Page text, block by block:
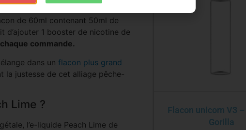
de 60ml contenant 50ml de
d’ajouter 1 booster de nicotine de
commande.
dans un flacon plus grand
la justesse de cet alliage pêche-
Lime ?
l’e-liquide Peach Lime de
Flacon unicorn V3
Gorilla